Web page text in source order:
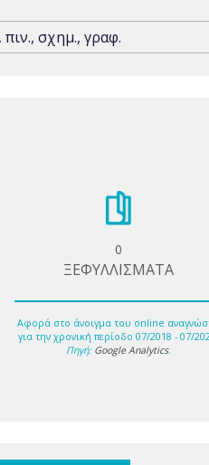
πιν., σχημ., γραφ.
0
ΞΕΦΥΛΛΙΣΜΑΤΑ
Αφορά στο άνοιγμα του online
για την χρονική περίοδο 07/2018 - 07/
Πηγή: Google Analytics.